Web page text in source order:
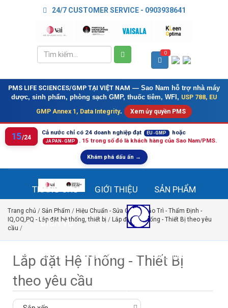
24/7 CUSTOMER SERVICE - 0903938641
0
PMS LIFE SCIENCES/GMP TẠI VIỆT NAM — Sao Nam hỗ trợ nhà máy
dược, sinh phẩm, phòng sạch GMP, thuốc tiêm, WFI, USP 788, EU
GMP Annex 1, Data Integrity. Xem ủy quyền PMS
15/24
Cả nước chỉ có 24 doanh nghiệp đạt EU-GMP hoặc
JAPAN-GMP . 15 trong số đó là khách hàng của Sao Nam/PMS.
Khám phá dấu ấn →
TRANG CHỦ GIỚI THIỆU SẢN PHẨM
DỊCH VỤ
TIN TỨC KHÁCH HÀNG WEBINAR
Trang chủ / Sản Phẩm / Hiệu Chuẩn - Sửa Chữa - Bảo Trì - Thẩm Định -
IQ,OQ,PQ - Lắp đặt hệ thống, thiết bị / Lắp đặt Hệ Thống - Thiết Bị theo yêu
cầu /
Lắp đặt Hệ Thống - Thiết Bị
theo yêu cầu